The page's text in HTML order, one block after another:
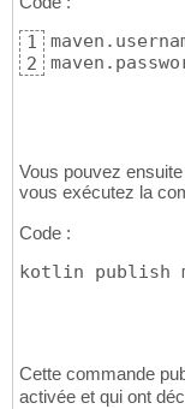
1
2
Vous pouvez
vous exécutez la
Code :
kotlin publish
Cette commande
activée et qui ont